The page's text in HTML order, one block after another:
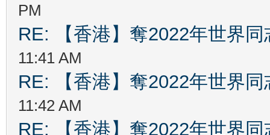
PM
RE: 【香港】奪2022年世界
11:41 AM
RE: 【香港】奪2022年世界
11:42 AM
RE: 【香港】奪2022年世界